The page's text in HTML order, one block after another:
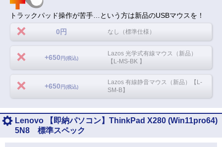
トラックパッド操作が苦手…という方は新品のUSBマウスを！
0円 なし（標準仕様）
+650 円(税込)
Lazos 光学式有線マウス（新品）
【L-MS-BK 】
+650 円(税込)
Lazos 有線静音マウス（新品）【L-
SM-B】
Lenovo 【即納パソコン】ThinkPad X280 (Win11pro64)
5N8 標準スペック